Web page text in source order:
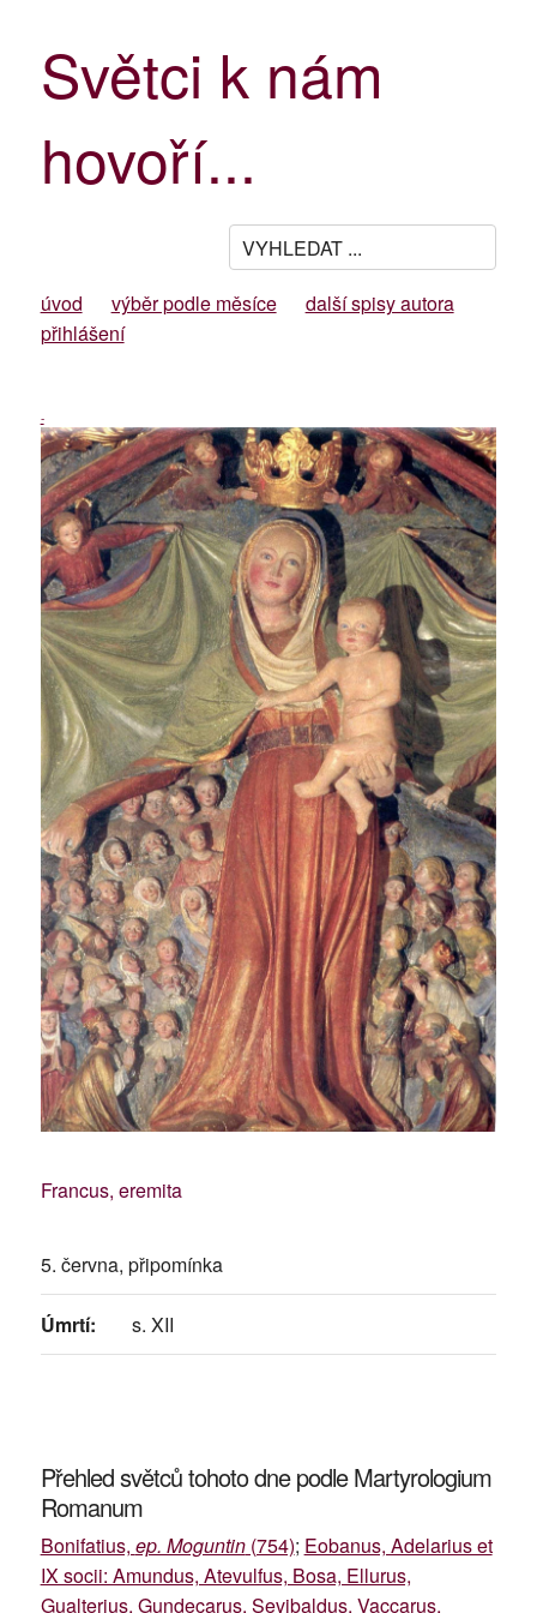
Světci k nám
hovoří...
úvod výběr podle měsíce
další spisy autora
přihlášení
-
Francus, eremita
5. června, připomínka
Úmrtí: s. XII
Přehled světců tohoto dne podle Martyrologium
Romanum
Bonifatius, ep. Moguntin(754); Eobanus, Adelarius et
IX socii: Amundus, Atevulfus, Bosa, Ellurus,
Gualterius, Gundecarus, Sevibaldus, Vaccarus,